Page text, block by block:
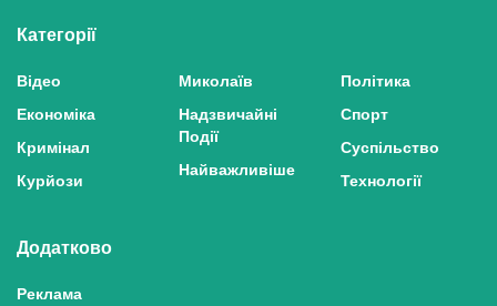
Категорії
Відео
Економіка
Кримінал
Курйози
Миколаїв
Надзвичайні
Події
Найважливіше
Політика
Спорт
Суспільство
Технології
Додатково
Реклама